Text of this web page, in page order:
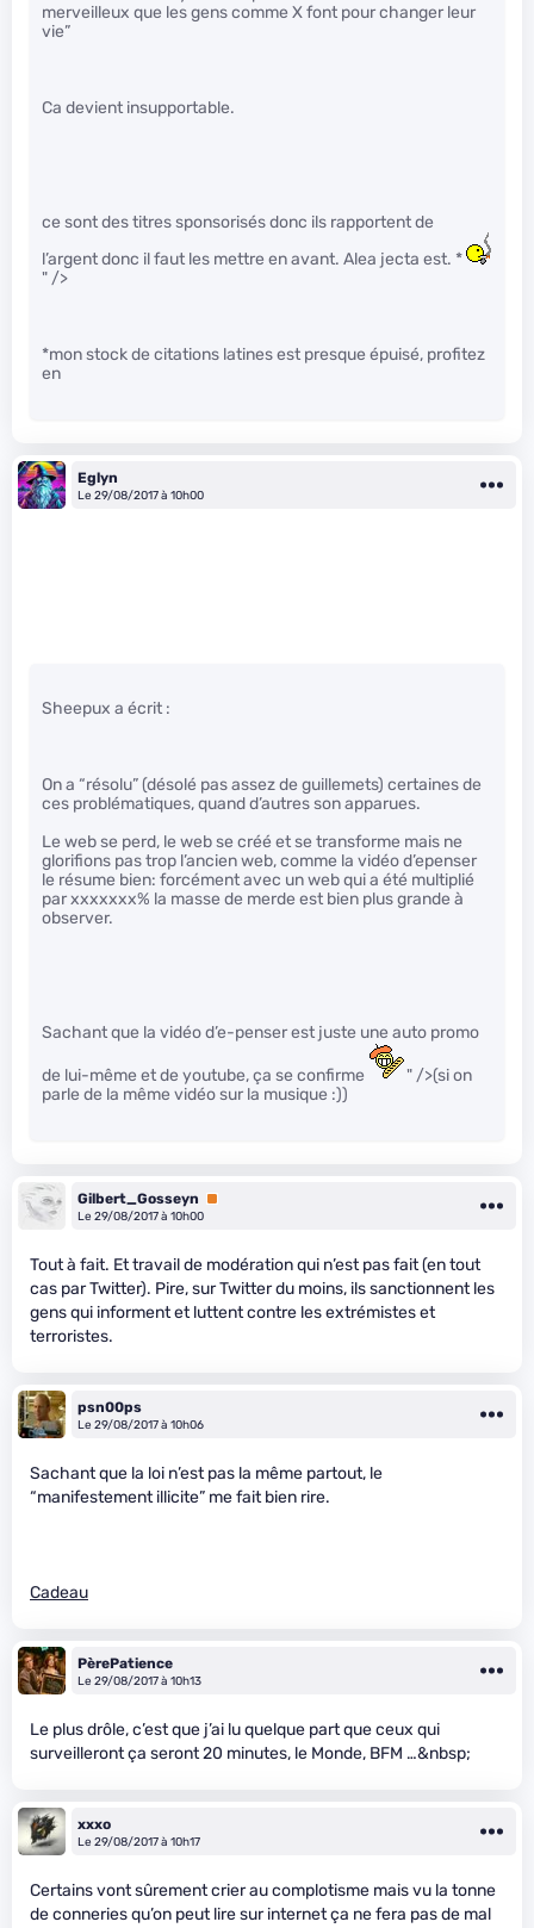
merveilleux que les gens comme X font pour changer leur
vie”
Ca devient insupportable.
ce sont des titres sponsorisés donc ils rapportent de
l’argent donc il faut les mettre en avant. Alea jecta est. *
" />
*mon stock de citations latines est presque épuisé, profitez
en
Eglyn
Le 29/08/2017 à 10h00
Sheepux a écrit :
On a “résolu” (désolé pas assez de guillemets) certaines de
ces problématiques, quand d’autres son apparues.
Le web se perd, le web se créé et se transforme mais ne
glorifions pas trop l’ancien web, comme la vidéo d’epenser
le résume bien: forcément avec un web qui a été multiplié
par xxxxxxx% la masse de merde est bien plus grande à
observer.
Sachant que la vidéo d’e-penser est juste une auto promo
de lui-même et de youtube, ça se confirme
" />(si on
parle de la même vidéo sur la musique :))
Gilbert_Gosseyn
Premium
Le 29/08/2017 à 10h00
Tout à fait. Et travail de modération qui n’est pas fait (en tout
cas par Twitter). Pire, sur Twitter du moins, ils sanctionnent les
gens qui informent et luttent contre les extrémistes et
terroristes.
psn00ps
Le 29/08/2017 à 10h06
Sachant que la loi n’est pas la même partout, le
“manifestement illicite” me fait bien rire.
Cadeau
PèrePatience
Le 29/08/2017 à 10h13
Le plus drôle, c’est que j’ai lu quelque part que ceux qui
surveilleront ça seront 20 minutes, le Monde, BFM …&nbsp;
xxxo
Le 29/08/2017 à 10h17
Certains vont sûrement crier au complotisme mais vu la tonne
de conneries qu’on peut lire sur internet ça ne fera pas de mal